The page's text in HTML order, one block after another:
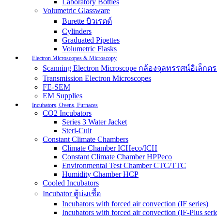
Laboratory Bottles
Volumetric Glassware
Burette บิวเรตต์
Cylinders
Graduated Pipettes
Volumetric Flasks
Electron Microscopes & Microscopy
Scanning Electron Microscope กล้องจุลทรรศน์อิเล็ก
Transmission Electron Microscopes
FE-SEM
EM Supplies
Incubators, Ovens, Furnaces
CO2 Incubators
Series 3 Water Jacket
Steri-Cult
Constant Climate Chambers
Climate Chamber ICHeco/ICH
Constant Climate Chamber HPPeco
Environmental Test Chamber CTC/TTC
Humidity Chamber HCP
Cooled Incubators
Incubator ตู้บ่มเชื้อ
Incubators with forced air convection (IF series)
Incubators with forced air convection (IF-Plus